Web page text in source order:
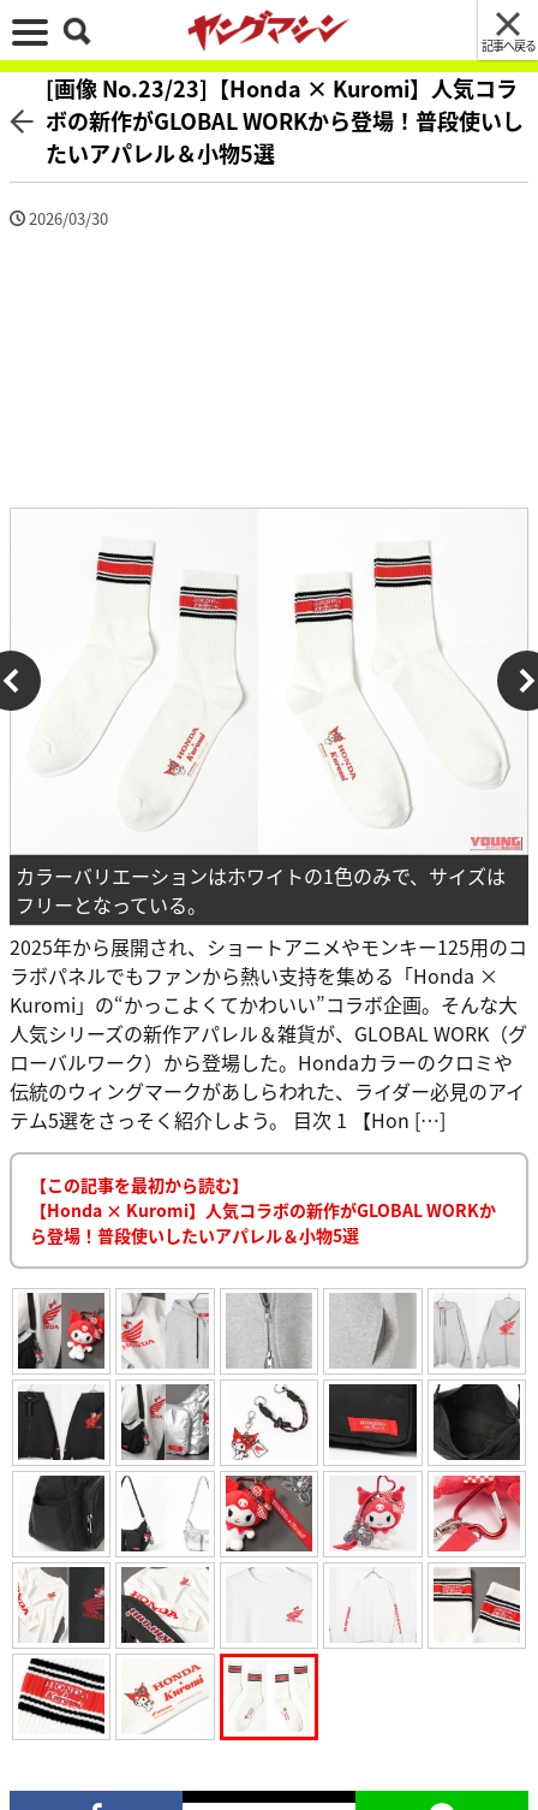
記事へ戻る
[画像 No.23/23]【Honda × Kuromi】人気コラ
ボの新作がGLOBAL WORKから登場！普段使いし
たいアパレル＆小物5選
2026/03/30
カラーバリエーションはホワイトの1色のみで、サイズは
フリーとなっている。
2025年から展開され、ショートアニメやモンキー125用のコ
ラボパネルでもファンから熱い支持を集める「Honda ×
Kuromi」の“かっこよくてかわいい”コラボ企画。そんな大
人気シリーズの新作アパレル＆雑貨が、GLOBAL WORK（グ
ローバルワーク）から登場した。Hondaカラーのクロミや
伝統のウィングマークがあしらわれた、ライダー必見のアイ
テム5選をさっそく紹介しよう。 目次 1 【Hon […]
【この記事を最初から読む】
【Honda × Kuromi】人気コラボの新作がGLOBAL WORKか
ら登場！普段使いしたいアパレル＆小物5選